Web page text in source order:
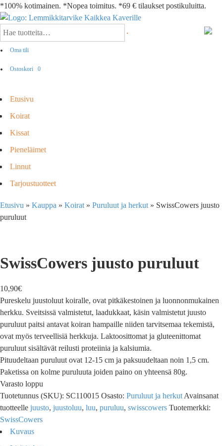
*100% kotimainen. *Nopea toimitus. *69 € tilaukset postikuluitta.
Oma tili
Ostoskori 0
Etusivu
Koirat
Kissat
Pieneläimet
Linnut
Tarjoustuotteet
Etusivu » Kauppa » Koirat » Puruluut ja herkut » SwissCowers juusto
puruluut
SwissCowers juusto puruluut
10,90€
Pureskelu juustoluut koiralle, ovat pitkäkestoinen ja luonnonmukainen
herkku. Sveitsissä valmistetut, laadukkaat, käsin valmistetut juusto
puruluut paitsi antavat koiran hampaille niiden tarvitsemaa tekemistä,
ovat myös terveellisiä herkkuja. Laktoosittomat ja gluteenittomat
puruluut sisältävät reilusti proteiinia ja kalsiumia.
Pituudeltaan puruluut ovat 12-15 cm ja paksuudeltaan noin 1,5 cm.
Paketissa on kolme puruluuta joiden paino on yhteensä 80g.
Varasto loppu
Tuotetunnus (SKU): SC110015 Osasto: Puruluut ja herkut Avainsanat
tuotteelle juusto, juustoluu, luu, puruluu, swisscowers Tuotemerkki:
SwissCowers
Kuvaus